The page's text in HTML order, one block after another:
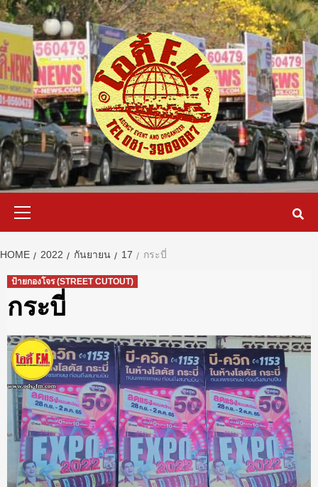
Skip
to
content
HOME 2022 กันยายน 17 กระบี่
ป้ายกองโจร (STREET CUTOUT)
กระบี่